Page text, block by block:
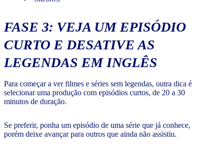
FASE 3: VEJA UM EPISÓDIO
CURTO E DESATIVE AS
LEGENDAS EM INGLÊS
Para começar a ver filmes e séries sem legendas, outra dica é
selecionar uma produção com episódios curtos, de 20 a 30
minutos de duração.
Se preferir, ponha um episódio de uma série que já conhece,
porém deixe avançar para outros que ainda não assistiu.